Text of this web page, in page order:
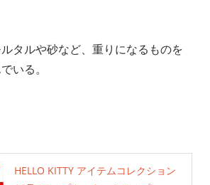
タルや砂など、重りになるものを
いる。
HELLO KITTY アイテムコレクション